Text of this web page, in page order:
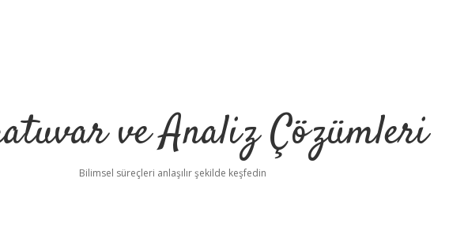
ve Analiz Çözümleri
Bilimsel süreçleri anlaşılır şekilde keşfedin